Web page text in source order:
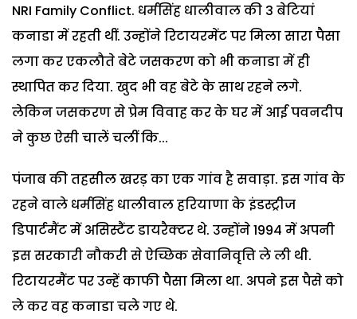
NRI Family Conflict. धर्मसिंह धालीवाल की 3 बेटियां
कनाडा में रहती थीं. उन्होंने रिटायरमेंट पर मिला सारा पैसा
लगा कर एकलौते बेटे जसकरण को भी कनाडा में ही
स्थापित कर दिया. खुद भी वह बेटे के साथ रहने लगे.
लेकिन जसकरण से प्रेम विवाह कर के घर में आई पवनदीप
ने कुछ ऐसी चालें चलीं कि...
पंजाब की तहसील खरड़ का एक गांव है सवाड़ा. इस गांव के
रहने वाले धर्मसिंह धालीवाल हरियाणा के इंडस्ट्रीज
डिपार्टमैंट में असिस्टैंट डायरैक्टर थे. उन्होंने 1994 में अपनी
इस सरकारी नौकरी से ऐच्छिक सेवानिवृत्ति ले ली थी.
रिटायरमैंट पर उन्हें काफी पैसा मिला था. अपने इस पैसे को
ले कर वह कनाडा चले गए थे.